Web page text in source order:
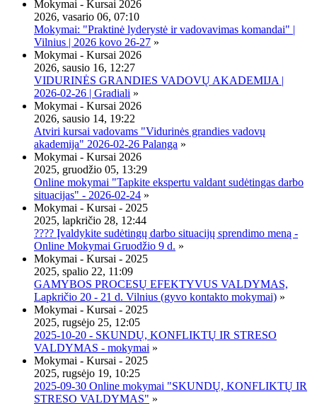
Mokymai - Kursai 2026
2026, vasario 06, 07:10
Mokymai: "Praktinė lyderystė ir vadovavimas komandai" |
Vilnius | 2026 kovo 26-27 »
Mokymai - Kursai 2026
2026, sausio 16, 12:27
VIDURINĖS GRANDIES VADOVŲ AKADEMIJA |
2026-02-26 | Gradiali »
Mokymai - Kursai 2026
2026, sausio 14, 19:22
Atviri kursai vadovams "Vidurinės grandies vadovų
akademija" 2026-02-26 Palanga »
Mokymai - Kursai 2026
2025, gruodžio 05, 13:29
Online mokymai "Tapkite ekspertu valdant sudėtingas darbo
situacijas" - 2026-02-24 »
Mokymai - Kursai - 2025
2025, lapkričio 28, 12:44
???? Įvaldykite sudėtingų darbo situacijų sprendimo meną -
Online Mokymai Gruodžio 9 d. »
Mokymai - Kursai - 2025
2025, spalio 22, 11:09
GAMYBOS PROCESŲ EFEKTYVUS VALDYMAS,
Lapkričio 20 - 21 d. Vilnius (gyvo kontakto mokymai) »
Mokymai - Kursai - 2025
2025, rugsėjo 25, 12:05
2025-10-20 - SKUNDŲ, KONFLIKTŲ IR STRESO
VALDYMAS - mokymai »
Mokymai - Kursai - 2025
2025, rugsėjo 19, 10:25
2025-09-30 Online mokymai "SKUNDŲ, KONFLIKTŲ IR
STRESO VALDYMAS" »